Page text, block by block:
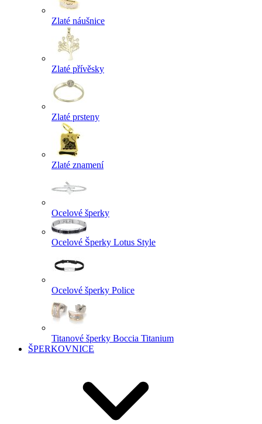
Zlaté náušnice
Zlaté přívěsky
Zlaté prsteny
Zlaté znamení
Ocelové šperky
Ocelové Šperky Lotus Style
Ocelové šperky Police
Titanové šperky Boccia Titanium
ŠPERKOVNICE